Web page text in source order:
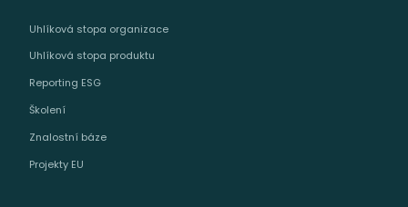
Uhlíková stopa organizace
Uhlíková stopa produktu
Reporting ESG
Školení
Znalostní báze
Projekty EU